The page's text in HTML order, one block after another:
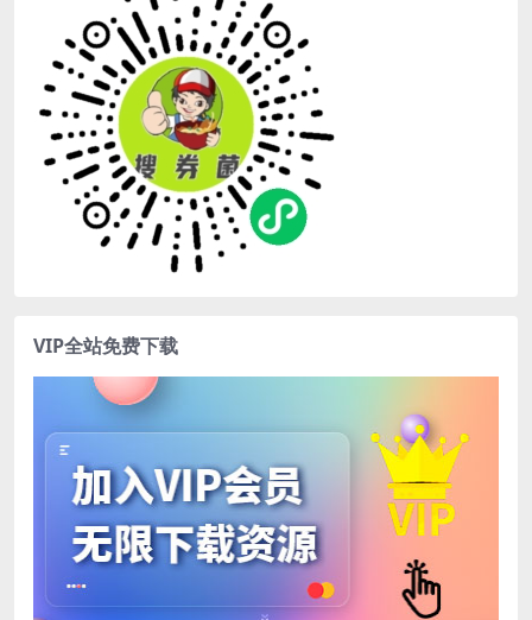
VIP全站免费下载